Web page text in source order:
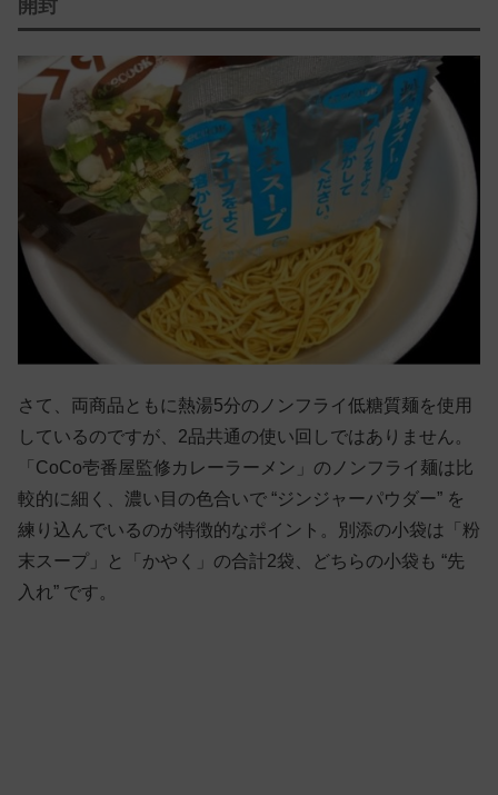
開封
さて、両商品ともに熱湯5分のノンフライ低糖質麺を使用
しているのですが、2品共通の使い回しではありません。
「CoCo壱番屋監修カレーラーメン」のノンフライ麺は比
較的に細く、濃い目の色合いで “ジンジャーパウダー” を
練り込んでいるのが特徴的なポイント。別添の小袋は「粉
末スープ」と「かやく」の合計2袋、どちらの小袋も “先
入れ” です。